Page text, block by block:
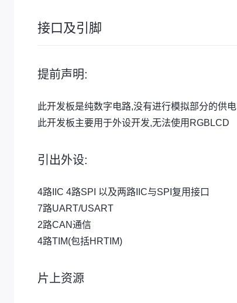
接口及引脚
提前声明:
此开发板是纯数字电路,没有进行模拟部分的供电
此开发板主要用于外设开发,无法使用RGBLCD
引出外设:
4路IIC 4路SPI 以及两路IIC与SPI复用接口
7路UART/USART
2路CAN通信
4路TIM(包括HRTIM)
片上资源